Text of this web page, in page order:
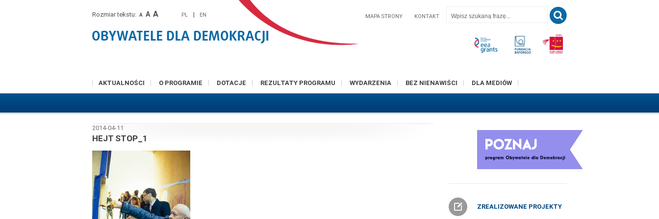
Rozmiar tekstu: A A A PL | EN MAPA STRONY KONTAKT
AKTUALNOŚCI O PROGRAMIE DOTACJE REZULTATY PROGRAMU WYDARZENIA BEZ NIENAWIŚCI DLA MEDIÓW
2014-04-11
HEJT STOP_1
ZREALIZOWANE PROJEKTY